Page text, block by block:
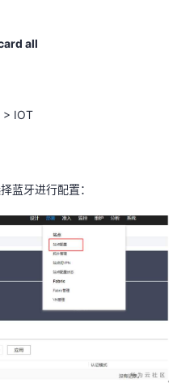
all
> IOT
蓝牙进行配置：